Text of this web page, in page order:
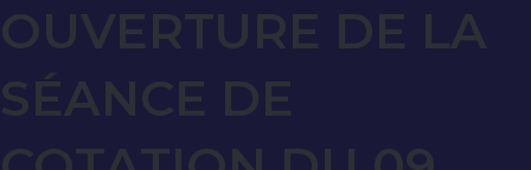
OUVERTURE DE LA
SÉANCE DE